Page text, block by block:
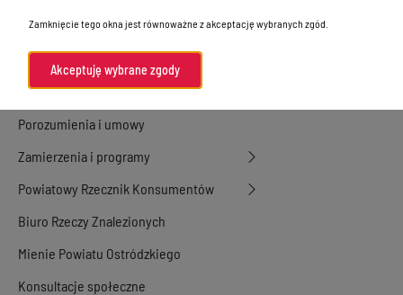
Organizacja działania samorządu
powiatowego
Organy Powiatu
Oświadczenia majątkowe
Porozumienia i umowy
Zamierzenia i programy
Powiatowy Rzecznik Konsumentów
Biuro Rzeczy Znalezionych
Mienie Powiatu Ostródzkiego
Konsultacje społeczne
Zamknięcie tego okna jest równoważne z akceptację wybranych zgód.
Akceptuję wybrane zgody